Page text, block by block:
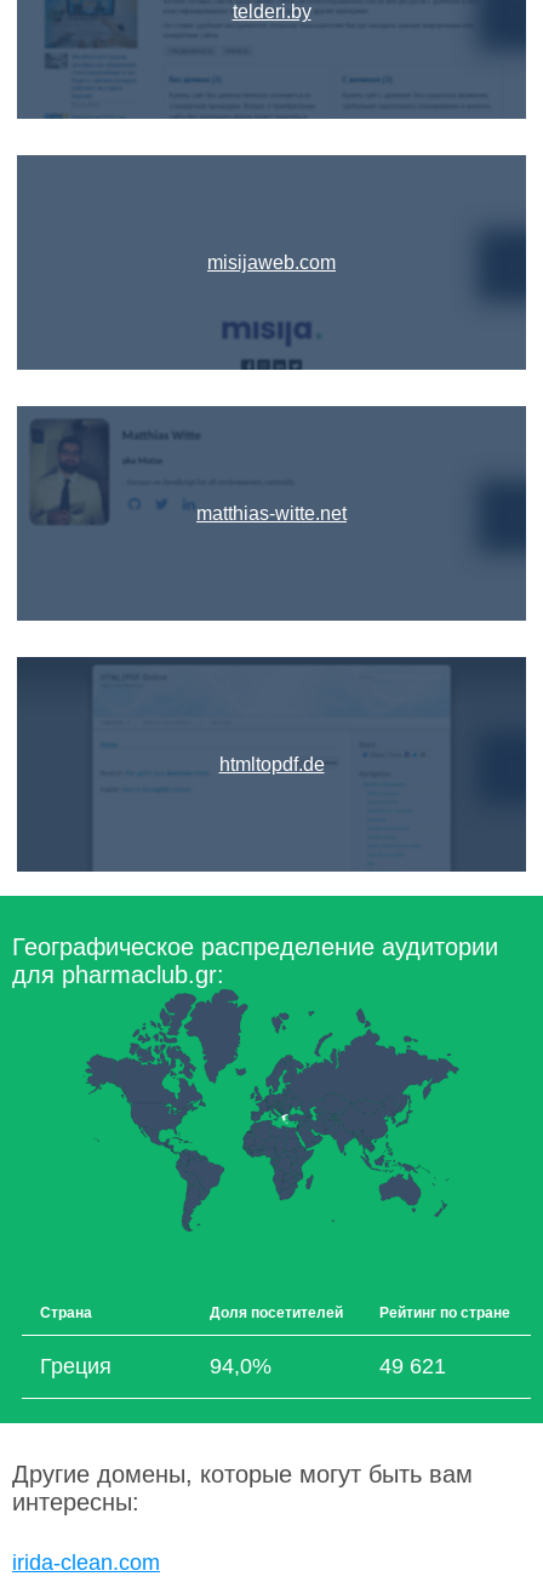
telderi.by
misijaweb.com
matthias-witte.net
htmltopdf.de
Географическое распределение аудитории
для pharmaclub.gr:
Страна Доля посетителей Рейтинг по стране
Греция 94,0% 49 621
Другие домены, которые могут быть вам
интересны:
irida-clean.com